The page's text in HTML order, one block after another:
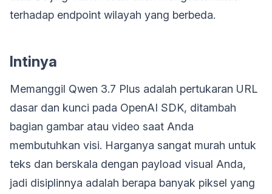
terhadap endpoint wilayah yang berbeda.
Intinya
Memanggil Qwen 3.7 Plus adalah pertukaran URL
dasar dan kunci pada OpenAI SDK, ditambah
bagian gambar atau video saat Anda
membutuhkan visi. Harganya sangat murah untuk
teks dan berskala dengan payload visual Anda,
jadi disiplinnya adalah berapa banyak piksel yang